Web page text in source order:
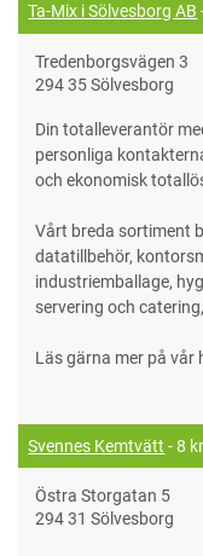
Ta-Mix i Sölvesborg AB
Tredenborgsvägen 3
294 35 Sölvesborg
Din totalleverantör
personliga
och ekonomisk
Vårt breda sortiment
datatillbehör,
industriemballage,
servering och
Läs gärna mer på vår
Svennes Kemtvätt - 8
Östra Storgatan 5
294 31 Sölvesborg